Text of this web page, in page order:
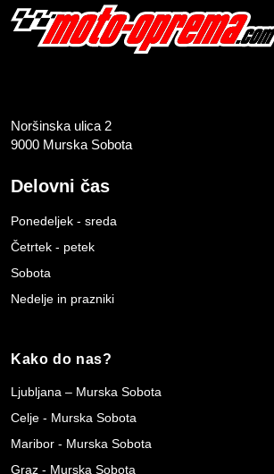
Noršinska ulica 2
9000 Murska Sobota
Delovni čas
Ponedeljek - sreda
Četrtek - petek
Sobota
Nedelje in prazniki
Kako do nas?
Ljubljana – Murska Sobota
Celje - Murska Sobota
Maribor - Murska Sobota
Graz - Murska Sobota